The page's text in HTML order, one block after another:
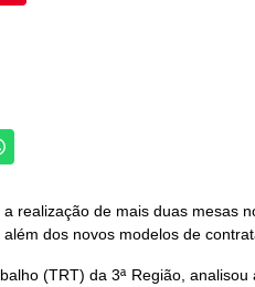
realização de mais duas mesas
dos novos modelos de
(TRT) da 3ª Região,